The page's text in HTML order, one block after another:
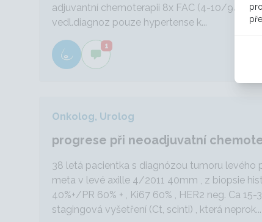
adjuvantní chemoterapii 8x FAC (4-10/94),
vedl.diagnoz pouze hypertense k...
1
Onkolog, Urolog
progrese při neoadjuvatní
38 letá pacientka s diagnózou tumoru levého
meta v levé axille 4/2011 40mm , z biopsie
40%+/PR 60% + , Ki67 60% , HER2 neg. Ca
stagingová vyšetření (Ct, scinti) , která neprok...